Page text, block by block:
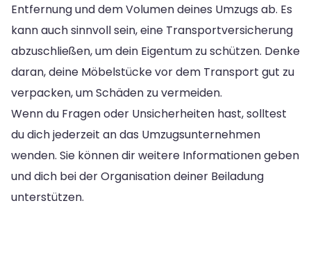
Entfernung und dem Volumen deines Umzugs ab. Es
kann auch sinnvoll sein, eine Transportversicherung
abzuschließen, um dein Eigentum zu schützen. Denke
daran, deine Möbelstücke vor dem Transport gut zu
verpacken, um Schäden zu vermeiden.
Wenn du Fragen oder Unsicherheiten hast, solltest
du dich jederzeit an das Umzugsunternehmen
wenden. Sie können dir weitere Informationen geben
und dich bei der Organisation deiner Beiladung
unterstützen.